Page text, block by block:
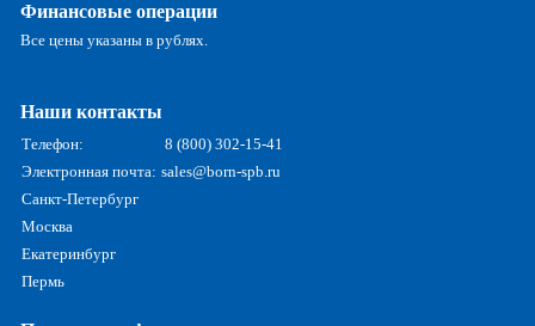
Финансовые операции
Все цены указаны в рублях.
Наши контакты
Телефон:
8 (800) 302-15-41
Электронная почта: sales@born-spb.ru
Санкт-Петербург
Москва
Екатеринбург
Пермь